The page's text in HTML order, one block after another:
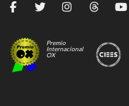
Premio
Internacional
OX